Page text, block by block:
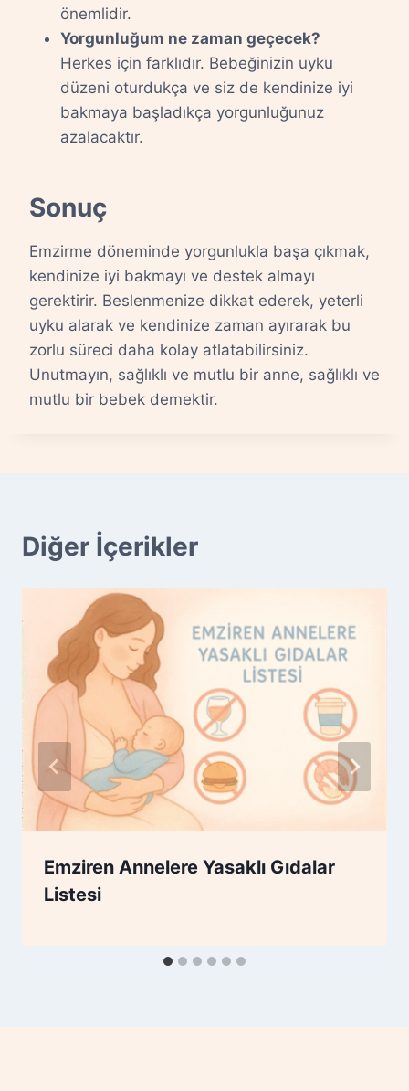
önemlidir.
Yorgunluğum ne zaman geçecek?
Herkes için farklıdır. Bebeğinizin uyku
düzeni oturdukça ve siz de kendinize iyi
bakmaya başladıkça yorgunluğunuz
azalacaktır.
Sonuç
Emzirme döneminde yorgunlukla başa çıkmak,
kendinize iyi bakmayı ve destek almayı
gerektirir. Beslenmenize dikkat ederek, yeterli
uyku alarak ve kendinize zaman ayırarak bu
zorlu süreci daha kolay atlatabilirsiniz.
Unutmayın, sağlıklı ve mutlu bir anne, sağlıklı ve
mutlu bir bebek demektir.
Diğer İçerikler
Emziren Annelere Yasaklı Gıdalar
Listesi